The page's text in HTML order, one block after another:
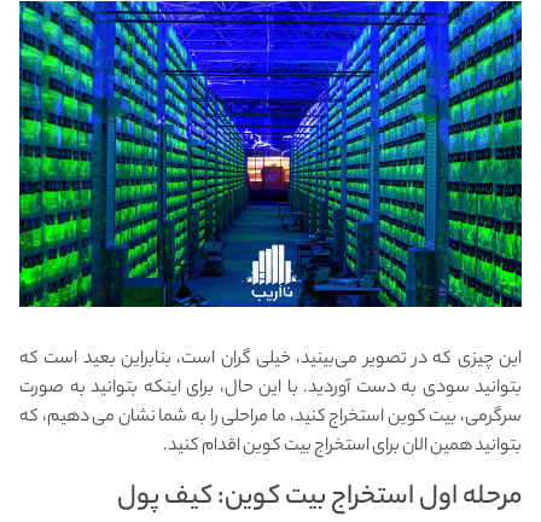
این چیزی که در تصویر می‌بینید، خیلی گران است، بنابراین بعید است که
بتوانید سودی به دست آوردید. با این حال، برای اینکه بتوانید به صورت
سرگرمی، بیت کوین استخراج کنید، ما مراحلی را به شما نشان می دهیم، که
بتوانید همین الان برای استخراج بیت کوین اقدام کنید.
مرحله اول استخراج بیت کوین: کیف پول